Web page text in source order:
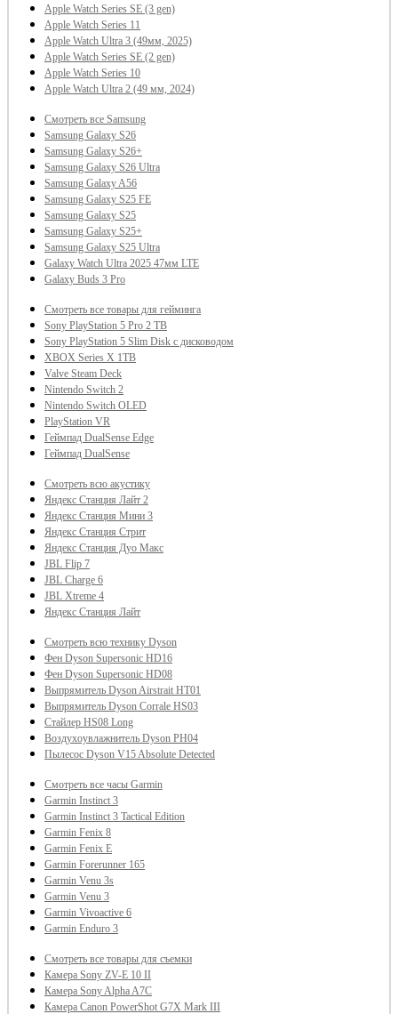
Apple Watch Series SE (3 gen)
Apple Watch Series 11
Apple Watch Ultra 3 (49мм, 2025)
Apple Watch Series SE (2 gen)
Apple Watch Series 10
Apple Watch Ultra 2 (49 мм, 2024)
Смотреть все Samsung
Samsung Galaxy S26
Samsung Galaxy S26+
Samsung Galaxy S26 Ultra
Samsung Galaxy A56
Samsung Galaxy S25 FE
Samsung Galaxy S25
Samsung Galaxy S25+
Samsung Galaxy S25 Ultra
Galaxy Watch Ultra 2025 47мм LTE
Galaxy Buds 3 Pro
Смотреть все товары для гейминга
Sony PlayStation 5 Pro 2 TB
Sony PlayStation 5 Slim Disk с дисководом
XBOX Series X 1TВ
Valve Steam Deck
Nintendo Switch 2
Nintendo Switch OLED
PlayStation VR
Геймпад DualSense Edge
Геймпад DualSense
Смотреть всю акустику
Яндекс Станция Лайт 2
Яндекс Станция Мини 3
Яндекс Станция Стрит
Яндекс Станция Дуо Макс
JBL Flip 7
JBL Charge 6
JBL Xtreme 4
Яндекс Станция Лайт
Смотреть всю технику Dyson
Фен Dyson Supersonic HD16
Фен Dyson Supersonic HD08
Выпрямитель Dyson Airstrait HT01
Выпрямитель Dyson Corrale HS03
Стайлер HS08 Long
Воздухоувлажнитель Dyson PH04
Пылесос Dyson V15 Absolute Detected
Смотреть все часы Garmin
Garmin Instinct 3
Garmin Instinct 3 Tactical Edition
Garmin Fenix 8
Garmin Fenix E
Garmin Forerunner 165
Garmin Venu 3s
Garmin Venu 3
Garmin Vivoactive 6
Garmin Enduro 3
Смотреть все товары для съемки
Камера Sony ZV-E 10 II
Камера Sony Alpha A7C
Камера Canon PowerShot G7X Mark III